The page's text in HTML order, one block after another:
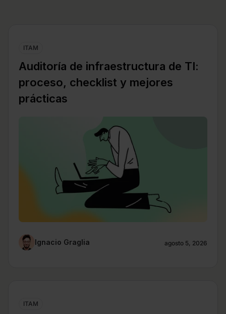
ITAM
Auditoría de infraestructura de TI:
proceso, checklist y mejores
prácticas
Ignacio Graglia agosto 5, 2026
ITAM